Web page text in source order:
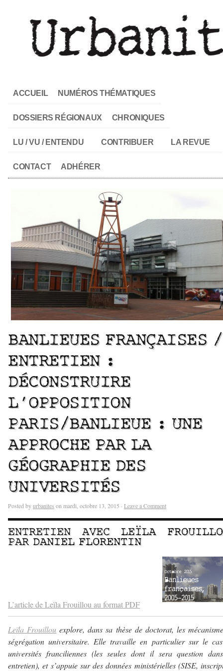
ACCUEIL NUMÉROS THÉMATIQUES
DOSSIERS RÉGIONAUX CHRONIQUES
LU / VU / ENTENDU CONTRIBUER LA REVUE
CONTACT ADHÉRER
BANLIEUES FRANÇAISES /
ENTRETIEN :
DÉCONSTRUIRE
L’OPPOSITION
PARIS/BANLIEUE : UNE
APPROCHE PAR LA
GÉOGRAPHIE DES
UNIVERSITÉS
Posted byurbanites on mardi, octobre 13, 2015 · Leave a Comment
ENTRETIEN AVECLEÏLA
PAR DANIEL FLORENTIN
L’article de Leïla Frouillou au format PDF
Leïla Frouillou explore, dans sa thèse de doctorat, les
ségrégation universitaire. Elle travaille en particulier sur le
universités franciliennes (les seules dont il sera question
entretien), et s’appuie sur des données ministérielles (SISE,